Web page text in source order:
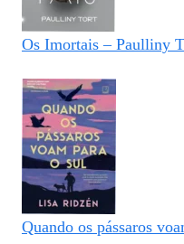
Os Imortais – Paulliny
Quando os pássaros